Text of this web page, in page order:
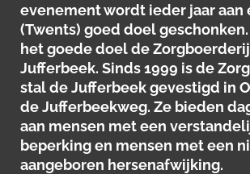
evenement wordt ieder jaar aan
(Twents) goed doel geschonken.
het goede doel de
Jufferbeek. Sinds 1999 is de
stal de Jufferbeek gevestigd in
de Jufferbeekweg. Ze bieden
aan mensen met een
beperking en mensen met een
aangeboren hersenafwijking.